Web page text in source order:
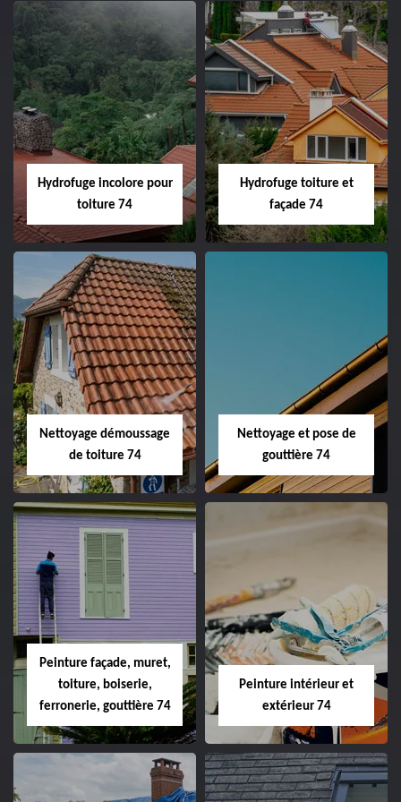
Hydrofuge incolore pour
toiture 74
Hydrofuge toiture et
façade 74
Nettoyage démoussage
de toiture 74
Nettoyage et pose de
gouttière 74
Peinture façade, muret,
toiture, boiserie,
ferronerie, gouttière 74
Peinture intérieur et
extérieur 74